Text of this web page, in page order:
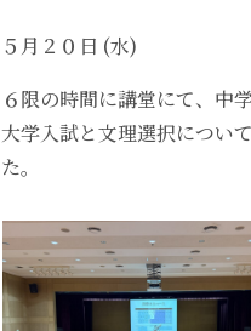
５月２０日 (水)
６限の時間に講堂にて、中
大学入試と文理選択につい
た。